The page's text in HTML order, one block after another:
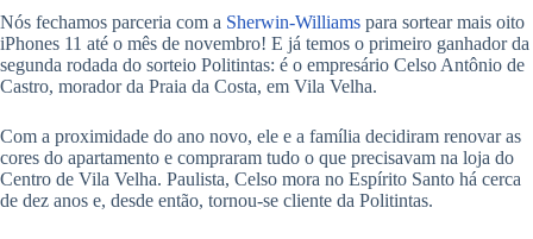
Nós fechamos parceria com a Sherwin-Williams para sortear mais oito
iPhones 11 até o mês de novembro! E já temos o primeiro ganhador da
segunda rodada do sorteio Politintas: é o empresário Celso Antônio de
Castro, morador da Praia da Costa, em Vila Velha.
Com a proximidade do ano novo, ele e a família decidiram renovar as
cores do apartamento e compraram tudo o que precisavam na loja do
Centro de Vila Velha. Paulista, Celso mora no Espírito Santo há cerca
de dez anos e, desde então, tornou-se cliente da Politintas.